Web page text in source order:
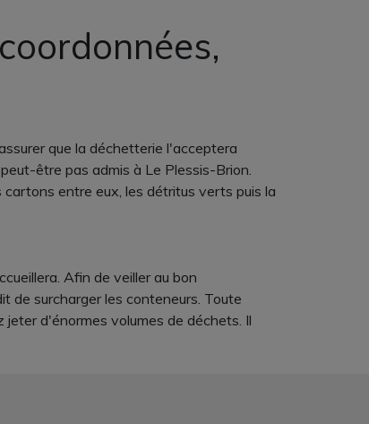
que la déchetterie l'acceptera
être pas admis à Le Plessis-Brion.
entre eux, les détritus verts puis la
Afin de veiller au bon
de surcharger les conteneurs. Toute
d'énormes volumes de déchets. Il